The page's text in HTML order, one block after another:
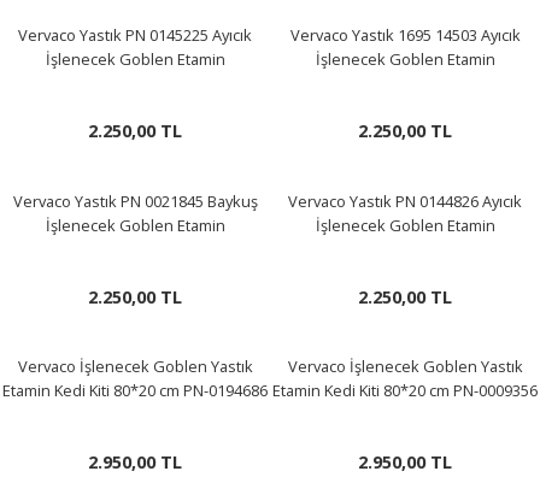
Vervaco Yastık PN 0145225 Ayıcık
İşlenecek Goblen Etamin
2.250,00 TL
Vervaco Yastık 1695 14503 Ayıcık
İşlenecek Goblen Etamin
2.250,00 TL
Vervaco Yastık PN 0021845 Baykuş
İşlenecek Goblen Etamin
2.250,00 TL
Vervaco Yastık PN 0144826 Ayıcık
İşlenecek Goblen Etamin
2.250,00 TL
Vervaco İşlenecek Goblen Yastık
Etamin Kedi Kiti 80*20 cm PN-0194686
2.950,00 TL
Vervaco İşlenecek Goblen Yastık
Etamin Kedi Kiti 80*20 cm PN-0009356
2.950,00 TL